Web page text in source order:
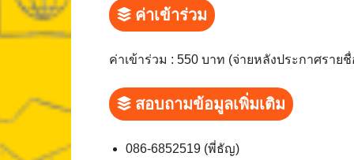
ค่าเข้าร่วม
ค่าเข้าร่วม : 550 บาท (จ่ายหลังประกาศราย
สอบถามข้อมูลเพิ่มเติม
086-6852519 (พี่ธัญ)